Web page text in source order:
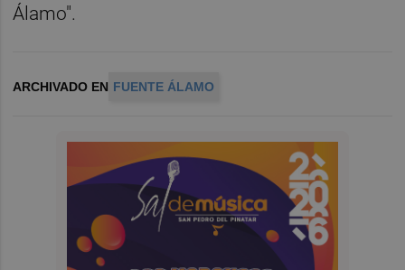
Álamo".
ARCHIVADO EN FUENTE ÁLAMO